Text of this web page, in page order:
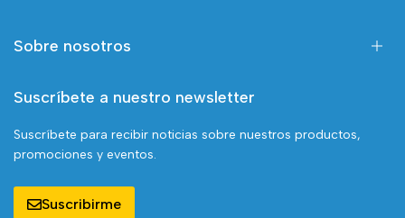
Sobre nosotros
Suscríbete a nuestro newsletter
Suscríbete para recibir noticias sobre nuestros productos,
promociones y eventos.
Suscribirme